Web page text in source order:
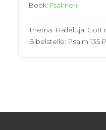
Book: Psalmen
Thema: Halleluja,
Bibelstelle: Psalm 135